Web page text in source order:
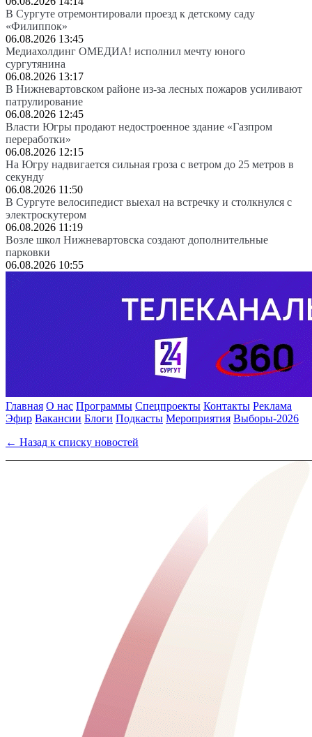
В Сургуте отремонтировали проезд к детскому саду
«Филиппок»
06.08.2026 13:45
Медиахолдинг ОМЕДИА! исполнил мечту юного
сургутянина
06.08.2026 13:17
В Нижневартовском районе из-за лесных пожаров усиливают
патрулирование
06.08.2026 12:45
Власти Югры продают недостроенное здание «Газпром
переработки»
06.08.2026 12:15
На Югру надвигается сильная гроза с ветром до 25 метров в
секунду
06.08.2026 11:50
В Сургуте велосипедист выехал на встречку и столкнулся с
электроскутером
06.08.2026 11:19
Возле школ Нижневартовска создают дополнительные
парковки
06.08.2026 10:55
Главная О нас Программы Спецпроекты Контакты Реклама
Эфир Вакансии Блоги Подкасты Мероприятия Выборы-2026
← Назад к списку новостей